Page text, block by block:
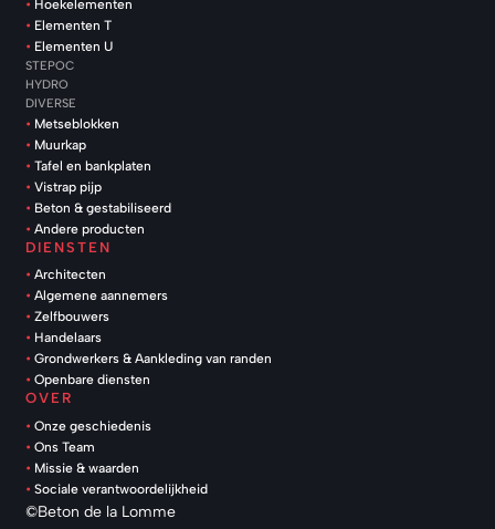
Hoekelementen
Elementen T
Elementen U
STEPOC
HYDRO
DIVERSE
Metseblokken
Muurkap
Tafel en bankplaten
Vistrap pijp
Beton & gestabiliseerd
Andere producten
DIENSTEN
Architecten
Algemene aannemers
Zelfbouwers
Handelaars
Grondwerkers & Aankleding van randen
Openbare diensten
OVER
Onze geschiedenis
Ons Team
Missie & waarden
Sociale verantwoordelijkheid
©Beton de la Lomme